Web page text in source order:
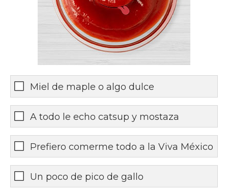
Miel de maple o algo dulce
A todo le echo catsup y mostaza
Prefiero comerme todo a la Viva México
Un poco de pico de gallo